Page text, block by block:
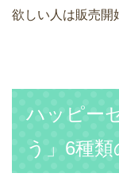
欲しい人は販売開
ハッピー
う」6種